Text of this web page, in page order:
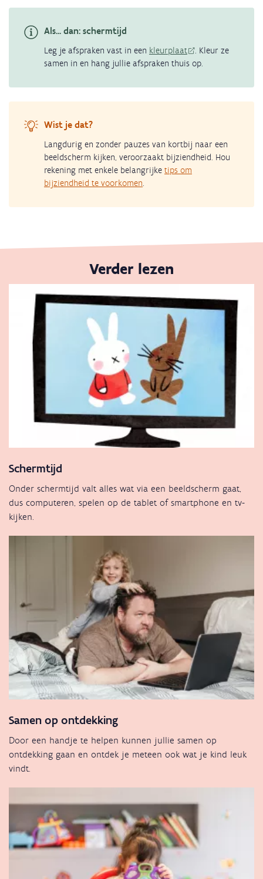
Als... dan: schermtijd
Leg je afspraken vast in een kleurplaat
. Kleur ze
samen in en hang jullie afspraken thuis op.
Wist je dat?
Langdurig en zonder pauzes van kortbij naar een
beeldscherm kijken, veroorzaakt bijziendheid. Hou
rekening met enkele belangrijke tips om
bijziendheid te voorkomen.
Verder lezen
Schermtijd
Onder schermtijd valt alles wat via een beeldscherm gaat,
dus computeren, spelen op de tablet of smartphone en tv-
kijken.
Samen op ontdekking
Door een handje te helpen kunnen jullie samen op
ontdekking gaan en ontdek je meteen ook wat je kind leuk
vindt.